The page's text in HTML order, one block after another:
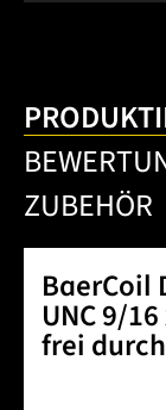
ZUBEHÖR
BaerCoil
UNC 9/
frei